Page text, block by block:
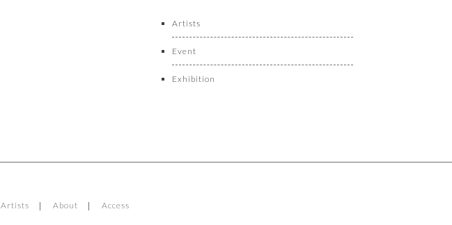
Artists
Event
Exhibition
Artists About Access